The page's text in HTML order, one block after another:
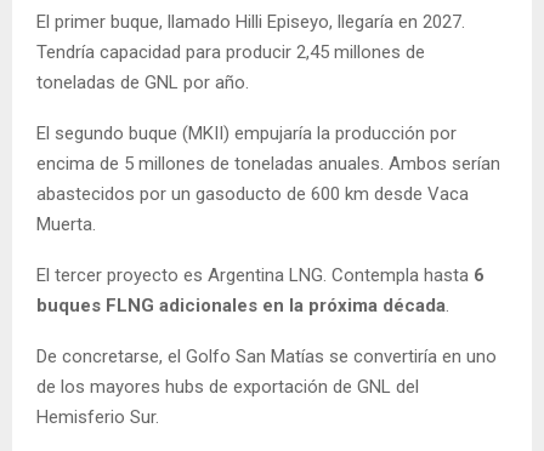
El primer buque, llamado Hilli Episeyo, llegaría en 2027.
Tendría capacidad para producir 2,45 millones de
toneladas de GNL por año.
El segundo buque (MKII) empujaría la producción por
encima de 5 millones de toneladas anuales. Ambos serían
abastecidos por un gasoducto de 600 km desde Vaca
Muerta.
El tercer proyecto es Argentina LNG. Contempla hasta 6
buques FLNG adicionales en la próxima década.
De concretarse, el Golfo San Matías se convertiría en uno
de los mayores hubs de exportación de GNL del
Hemisferio Sur.